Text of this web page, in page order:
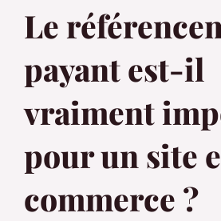
Le
payant est-il
vraiment
pour un site
commerce ?